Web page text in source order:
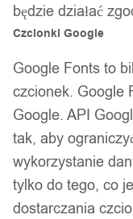
będzie działać
Czcionki Google
Google Fonts to
czcionek. Google
Google. API
tak, aby
wykorzystanie
tylko do tego, co
dostarczania